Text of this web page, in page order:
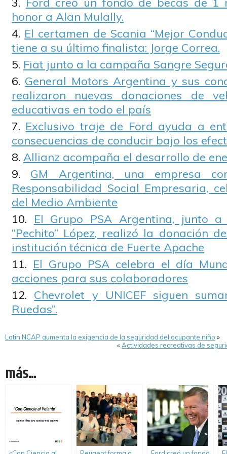
honor a Alan Mulally.
El certamen de Scania “Mejor
tiene a su último finalista: Jorge Correa.
Fiat junto a la campaña Sangre
General Motors Argentina y sus
realizaron nuevas donaciones de
educativas en todo el país
Exclusivo traje de Ford ayuda a
consecuencias de conducir bajo los
Allianz acompaña el desarrollo de
GM Argentina, una empresa
Responsabilidad Social Empresaria,
del Medio Ambiente
El Grupo PSA Argentina, junto
“Pechito” López, realizó la donación
institución técnica de Fuerte Apache
El Grupo PSA celebra el día
acciones para sus colaboradores
Chevrolet y UNICEF siguen
Ruedas”.
Latin NCAP aumenta la exigencia de la seguridad del ocupante niño »
«Actividades recreativas de
más...